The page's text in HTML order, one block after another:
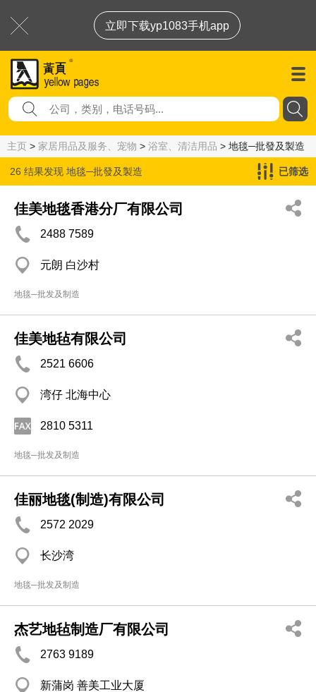
立即下载yp1083手机app
主页 > 家居用品及服务、宠物 > 浴室、清洁用品 > 地毯─批發及製造
26 结果发现 地毯─批發及製造 已筛选
佳美地毯香港分厂有限公司
2488 7589
元朗 白沙村
地毯─批发及制造
佳美地毡有限公司
2521 6606
湾仔 北海中心
2810 5311
地毯─批发及制造
佳丽地毯(制造)有限公司
2572 2029
长沙湾
地毯─批发及制造
杰艺地毡制造厂有限公司
2763 9189
新蒲岗 善美工业大厦